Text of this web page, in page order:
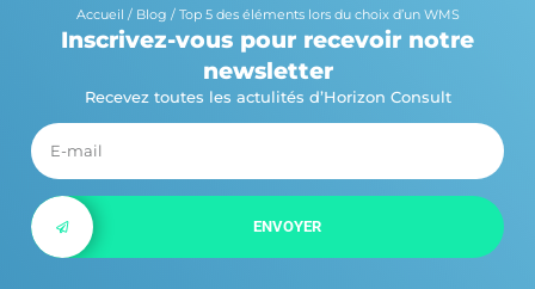
Accueil / Blog / Top 5 des éléments lors du choix d’un WMS
Inscrivez-vous pour recevoir notre
newsletter
Recevez toutes les actulités d’Horizon Consult
ENVOYER